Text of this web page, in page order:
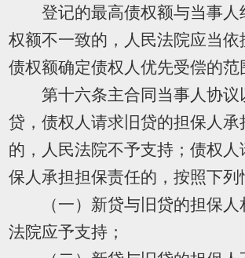
登记的最高债权额与当事人
权额不一致的，人民法院应当
债权额确定债权人优先受偿的范
第十六条主合同当事人协议
贷，债权人请求旧贷的担保人承
的，人民法院不予支持；债权人
保人承担担保责任的，按照下列
（一）新贷与旧贷的担保人
法院应予支持；